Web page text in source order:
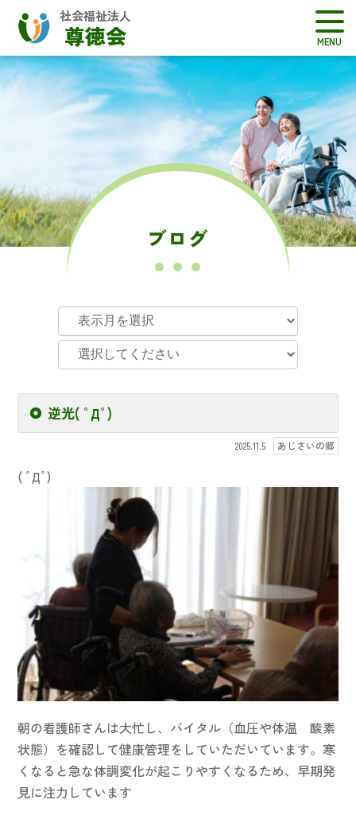
社会福祉法人
尊徳会
ブログ
逆光( ﾟДﾟ)
2025.11.5 あじさいの郷
( ﾟДﾟ)
朝の看護師さんは大忙し、バイタル（血圧や体温 酸素
状態）を確認して健康管理をしていただいています。寒
くなると急な体調変化が起こりやすくなるため、早期発
見に注力しています